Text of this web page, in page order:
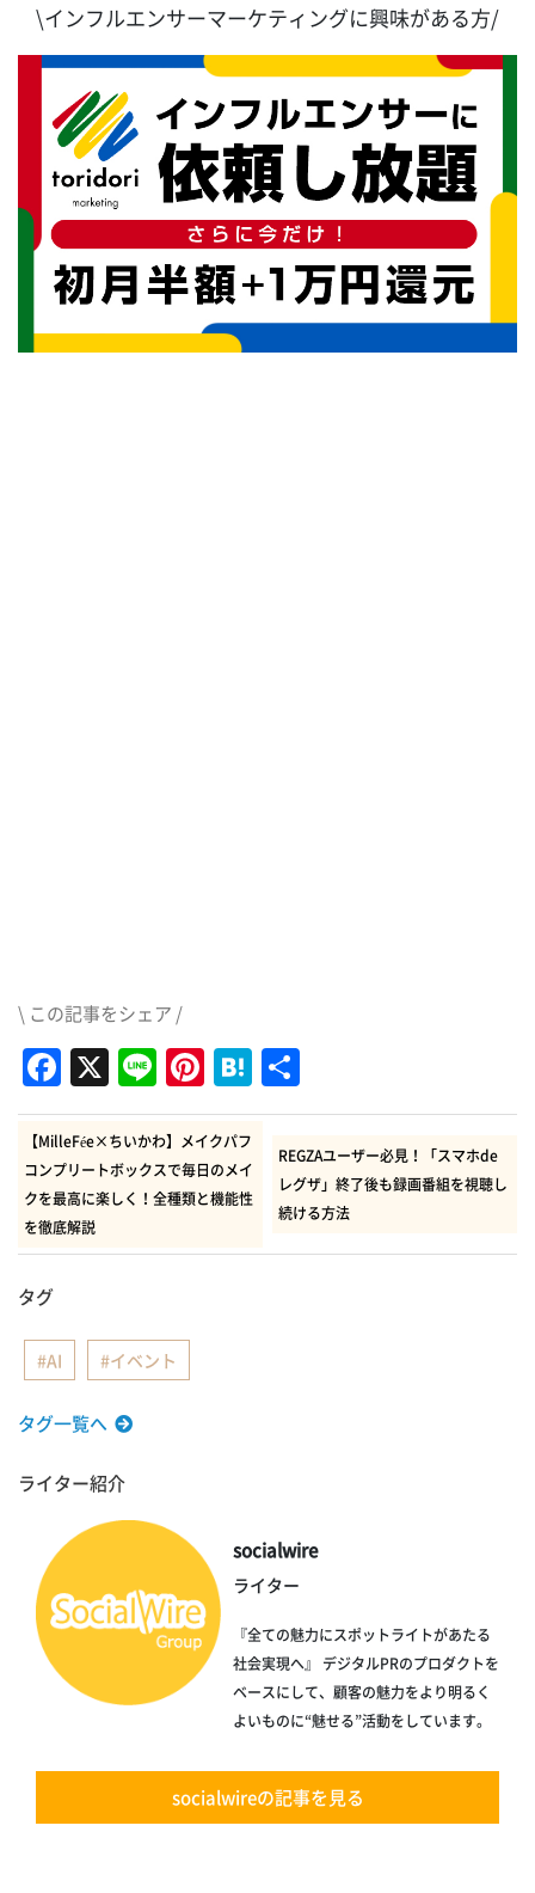
\インフルエンサーマーケティングに興味がある方/
\ この記事をシェア /
Facebook
X LinePinterest
Hatena
有
【MilleFée×ちいかわ】メイクパフ
コンプリートボックスで毎日のメイ
クを最高に楽しく！全種類と機能性
を徹底解説
REGZAユーザー必見！「スマホde
レグザ」終了後も録画番組を視聴し
続ける方法
タグ
AI イベント
タグ一覧へ
ライター紹介
socialwire
ライター
『全ての魅力にスポットライトがあたる
社会実現へ』 デジタルPRのプロダクトを
ベースにして、顧客の魅力をより明るく
よいものに“魅せる”活動をしています。
socialwireの記事を見る